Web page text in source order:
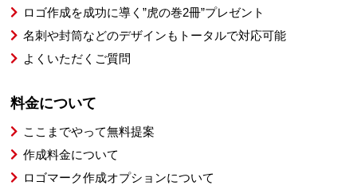
ロゴ作成を成功に導く”虎の巻2冊”プレゼント
名刺や封筒などのデザインもトータルで対応可能
よくいただくご質問
料金について
ここまでやって無料提案
作成料金について
ロゴマーク作成オプションについて